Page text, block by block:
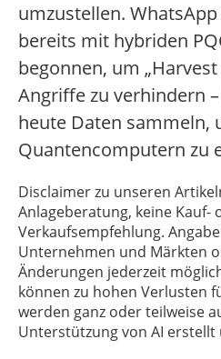
umzustellen.
bereits mit hybriden
begonnen, um
Angriffe zu verhindern
heute Daten sammeln,
Quantencomputern zu
Disclaimer zu unseren
Anlageberatung, keine Kauf-
Verkaufsempfehlung.
Unternehmen und Märkten
Änderungen jederzeit
können zu hohen Verlusten
werden ganz oder teilweise
Unterstützung von AI